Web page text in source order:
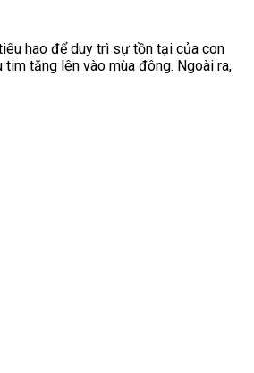
hao để duy trì sự tồn tại của con
tăng lên vào mùa đông. Ngoài ra,